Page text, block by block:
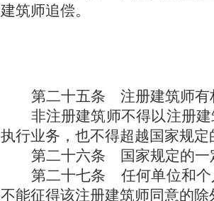
建筑师追偿。
第二十五条 注册建筑师有
非注册建筑师不得以注册
执行业务，也不得超越国家规定
第二十六条
国家规定的
第二十七条 任何单位和
不能征得该注册建筑师同意的除